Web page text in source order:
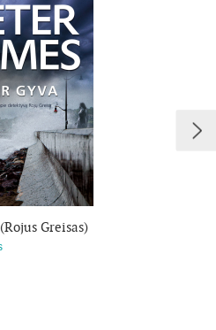
žudiką ir neapykanta
stoja į lenktynes su laiku,
kurie iš Braitono antikvariatų
atgal į tūkstantis devyni
Niujorko uosto rajono
Greisas)